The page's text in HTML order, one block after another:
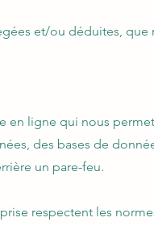
et/ou déduites, que
en ligne qui nous
des bases de
un pare-feu.
respectent les